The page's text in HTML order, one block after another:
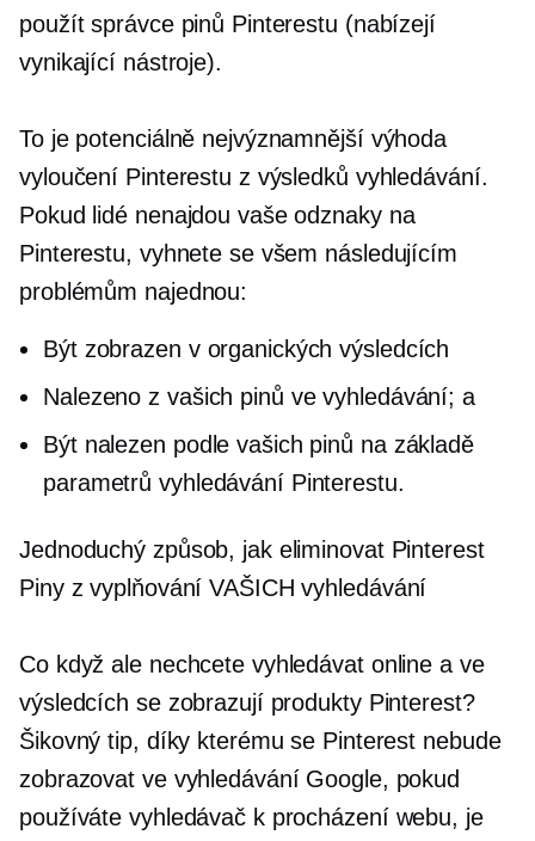
použít správce pinů Pinterestu (nabízejí
vynikající nástroje).
To je potenciálně nejvýznamnější výhoda
vyloučení Pinterestu z výsledků vyhledávání.
Pokud lidé nenajdou vaše odznaky na
Pinterestu, vyhnete se všem následujícím
problémům najednou:
Být zobrazen v organických výsledcích
Nalezeno z vašich pinů ve vyhledávání; a
Být nalezen podle vašich pinů na základě
parametrů vyhledávání Pinterestu.
Jednoduchý způsob, jak eliminovat Pinterest
Piny z vyplňování VAŠICH vyhledávání
Co když ale nechcete vyhledávat online a ve
výsledcích se zobrazují produkty Pinterest?
Šikovný tip, díky kterému se Pinterest nebude
zobrazovat ve vyhledávání Google, pokud
používáte vyhledávač k procházení webu, je